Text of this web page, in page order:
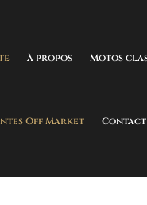
à propos Motos
Off Market Contact